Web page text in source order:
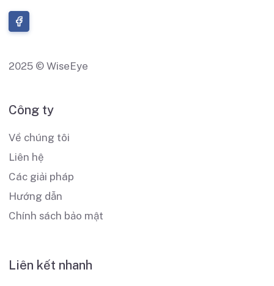
2025 © WiseEye
Công ty
Về chúng tôi
Liên hệ
Các giải pháp
Hướng dẫn
Chính sách bảo mật
Liên kết nhanh